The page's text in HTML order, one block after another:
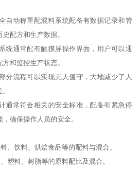
自动称重配混料系统配备有数据记录和管
配方和生产数据。
统通常配有触摸屏操作界面，用户可以通
和监控生产状态。
分流程可以实现无人值守，大地减少了人
通常符合相关的安全标准，配备有紧急停
确保操作人员的安全。
、饮料、烘焙食品等的配料与混合。
塑料、树脂等的原料配比及混合。